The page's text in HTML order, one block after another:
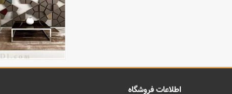
اطلاعات فروشگاه